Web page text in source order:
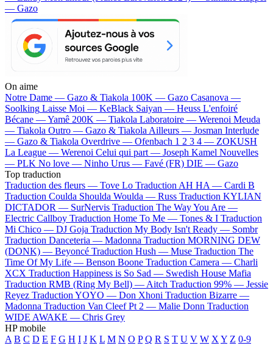
— Gazo
On aime
Notre Dame — Gazo & Tiakola 100K — Gazo Casanova —
Soolking Laisse Moi — KeBlack Saiyan — Heuss L'enfoiré
Bécane —Yamê 200K — Tiakola Laboratoire — Werenoi Meuda
— Tiakola Outro — Gazo & Tiakola Ailleurs — Josman Interlude
— Gazo & Tiakola Overdrive — Ofenbach 1 2 3 4 — ZOKUSH
La League — Werenoi Celui qui part — Joseph Kamel Nouvelles
— PLK No love — Ninho Urus — Favé (FR) DIE — Gazo
Top traduction
Traduction des fleurs — Tove Lo Traduction AH HA — Cardi B
Traduction Coulda Shoulda Woulda — Russ Traduction KYLIAN
DICTADOR — SurNervis Traduction The Way You Are —
Electric Callboy Traduction Home To Me — Tones & I Traduction
Mi Chico — DJ Goja Traduction My Body Isn't Ready — Sombr
Traduction Danceteria — Madonna Traduction MORNING DEW
(DONK) — Beyoncé Traduction Hush — Muse Traduction The
Time Of My Life — Benson Boone Traduction Camera — Charli
XCX Traduction Happiness is So Sad — Swedish House Mafia
Traduction RMB (Ring My Bell) — Aitch Traduction 99% — Jessie
Reyez Traduction YOYO — Don Xhoni Traduction Bizarre —
Madonna Traduction Van Cleef Pt 2 — Malie Donn Traduction
WIDE AWAKE — Chris Grey
HP mobile
A B C D E F G H I J K L M N O P Q R S T U V W X Y Z 0-9